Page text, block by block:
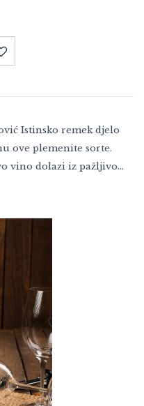
Istinsko remek djelo
ove plemenite sorte.
vino dolazi iz pažljivo…